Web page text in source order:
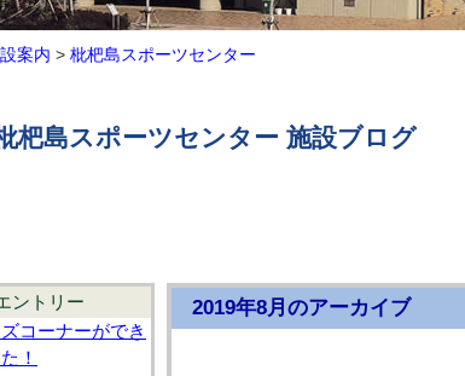
案内 > 枇杷島スポーツセンター
杷島スポーツセンター 施設ブログ
ントリー
コーナーができ
！
2019年8月のアーカイブ